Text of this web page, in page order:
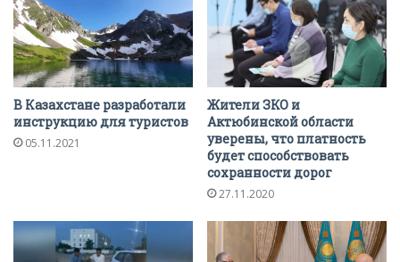
В Казахстане разработали
инструкцию для туристов
05.11.2021
Жители ЗКО и
Актюбинской области
уверены, что платность
будет способствовать
сохранности дорог
27.11.2020